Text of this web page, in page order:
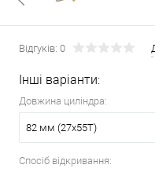
Відгуків: 0
Інші варіанти:
Довжина циліндра:
82 мм (27x55T)
Спосіб відкривання: